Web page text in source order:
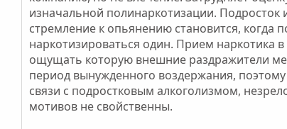
изначальной полинаркотизации.
стремление к опьянению становится, когда
наркотизироваться один. Прием наркотика
ощущать которую внешние раздражители
период вынужденного воздержания,
связи с подростковым алкоголизмом,
мотивов не свойственны.